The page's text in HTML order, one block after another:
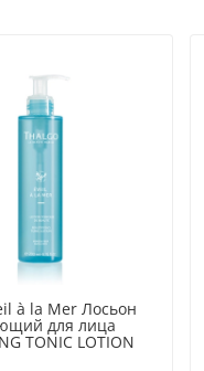
à la Mer Лосьон
для лица
TONIC LOTION